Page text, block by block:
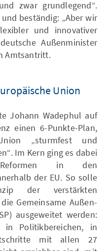
zwar grundlegend“.
beständig: „Aber wir
und innovativer
Außenminister
Amtsantritt.
Union
Johann Wadephul auf
einen 6-Punkte-Plan,
„sturmfest und
Im Kern ging es dabei
in den
der EU. So solle
der verstärkten
Gemeinsame Außen-
ausgeweitet werden:
in Politikbereichen, in
mit allen 27